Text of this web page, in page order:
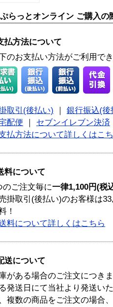
ぷらっとオンライン ご購入の
払方法について
のお支払い方法がご利用で
取引(後払い)
銀行振込(後
配便
セブンイレブン決済
払方法について詳しくはこ
料について
のご注文毎に一律1,100円(税
掛取引(後払い)のお客様は
！
料について詳しくはこちら
送について
がある場合のご注文につき
発送日にて当社より発送い
複数の商品をご注文の場合